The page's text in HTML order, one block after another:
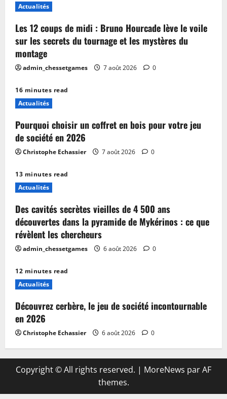
Actualités
Les 12 coups de midi : Bruno Hourcade lève le voile
sur les secrets du tournage et les mystères du
montage
admin_chessetgames 7 août 2026 0
16 minutes read
Actualités
Pourquoi choisir un coffret en bois pour votre jeu
de société en 2026
Christophe Echassier 7 août 2026 0
13 minutes read
Actualités
Des cavités secrètes vieilles de 4 500 ans
découvertes dans la pyramide de Mykérinos : ce que
révèlent les chercheurs
admin_chessetgames 6 août 2026 0
12 minutes read
Actualités
Découvrez cerbère, le jeu de société incontournable
en 2026
Christophe Echassier 6 août 2026 0
Copyright © All rights reserved. | MoreNews par AF
themes.